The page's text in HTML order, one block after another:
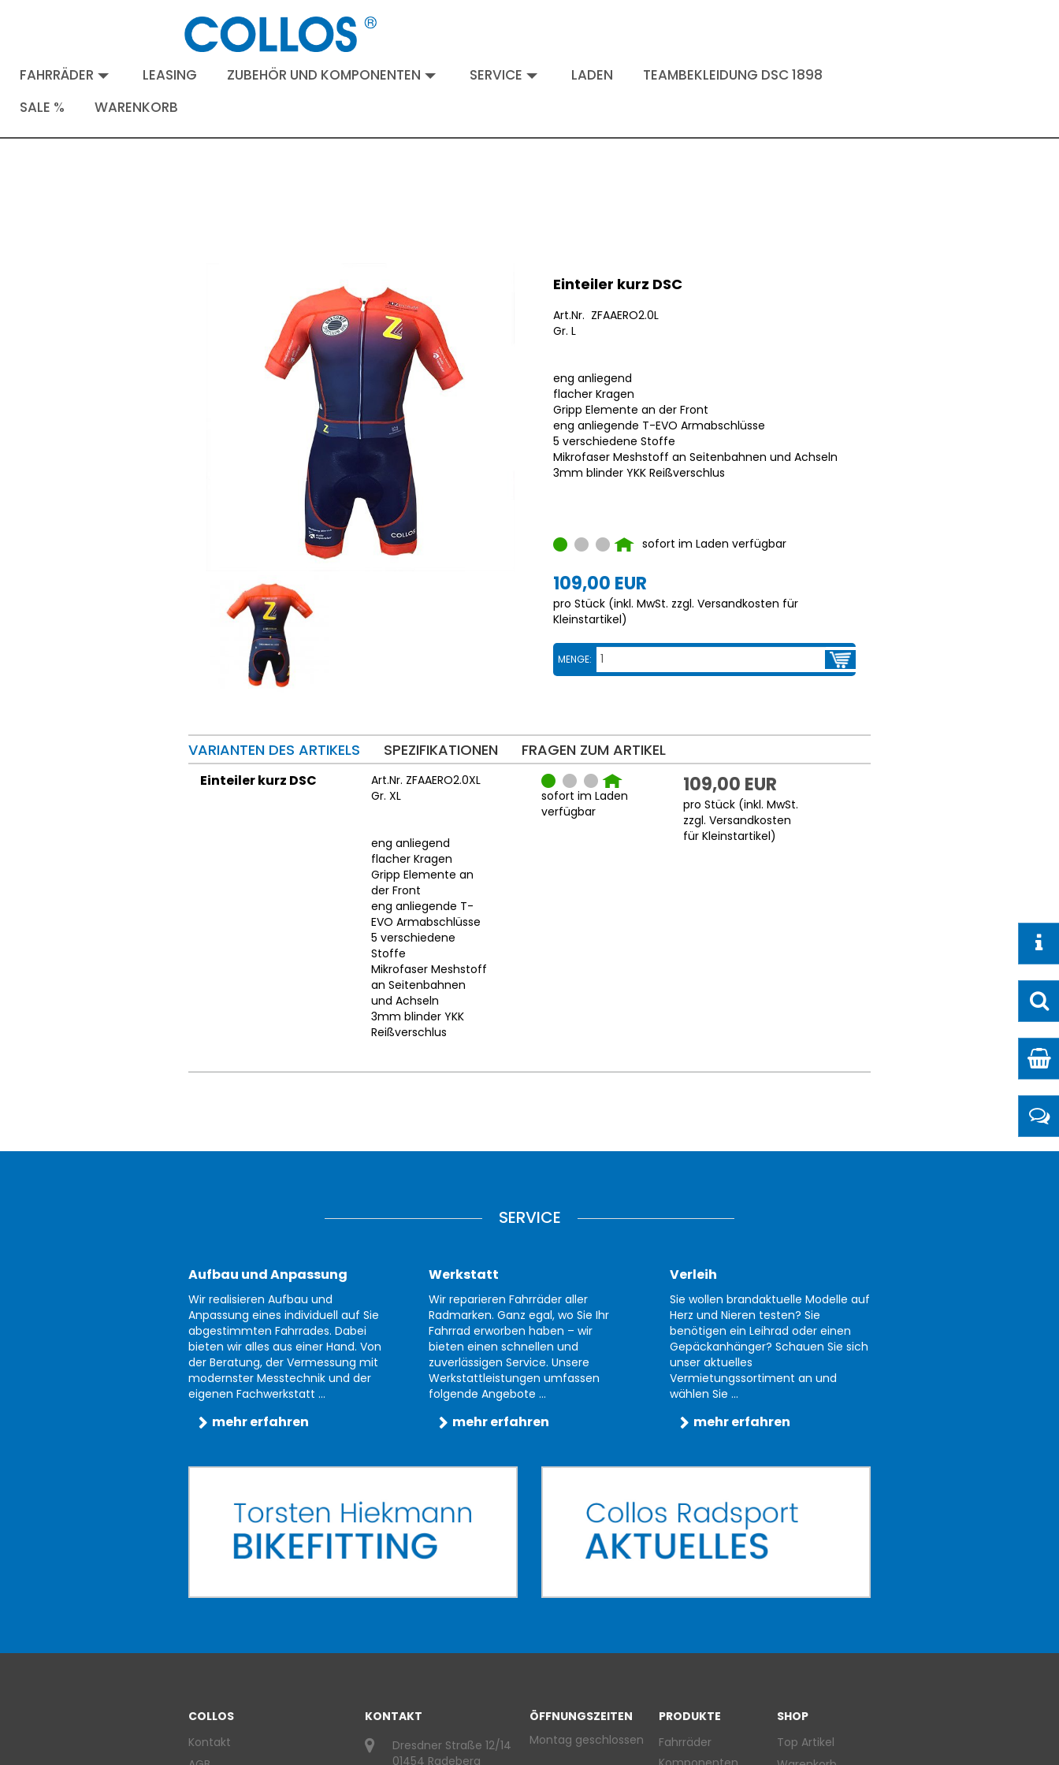
FAHRRÄDER LEASING ZUBEHÖR UND KOMPONENTEN SERVICE LADEN
TEAMBEKLEIDUNG DSC 1898
SALE %
WARENKORB
Einteiler kurz DSC
Art.Nr. ZFAAERO2.0L
Gr. L
eng anliegend
flacher Kragen
Gripp Elemente an der Front
eng anliegende T-EVO Armabschlüsse
5 verschiedene Stoffe
Mikrofaser Meshstoff an Seitenbahnen und Achseln
3mm blinder YKK Reißverschlus
sofort im Laden verfügbar
109,00 EUR
pro Stück (inkl. MwSt. zzgl. Versandkosten für
Kleinstartikel)
MENGE:
VARIANTEN DES ARTIKELS SPEZIFIKATIONEN FRAGEN ZUM ARTIKEL
Einteiler kurz DSC
Art.Nr. ZFAAERO2.0XL
Gr. XL
eng anliegend
flacher Kragen
Gripp Elemente an
der Front
eng anliegende T-
EVO Armabschlüsse
5 verschiedene
Stoffe
Mikrofaser Meshstoff
an Seitenbahnen
und Achseln
3mm blinder YKK
Reißverschlus
sofort im Laden
verfügbar
109,00 EUR
pro Stück (inkl. MwSt.
zzgl.Versandkosten
für Kleinstartikel)
SERVICE
Aufbau und Anpassung
Wir realisieren Aufbau und
Anpassung eines individuell auf Sie
abgestimmten Fahrrades. Dabei
bieten wir alles aus einer Hand. Von
der Beratung, der Vermessung mit
modernster Messtechnik und der
eigenen Fachwerkstatt ...
mehr erfahren
Werkstatt
Wir reparieren Fahrräder aller
Radmarken. Ganz egal, wo Sie Ihr
Fahrrad erworben haben – wir
bieten einen schnellen und
zuverlässigen Service. Unsere
Werkstattleistungen umfassen
folgende Angebote ...
mehr erfahren
Verleih
Sie wollen brandaktuelle Modelle auf
Herz und Nieren testen? Sie
benötigen ein Leihrad oder einen
Gepäckanhänger? Schauen Sie sich
unser aktuelles
Vermietungssortiment an und
wählen Sie ...
mehr erfahren
COLLOS
Kontakt
KONTAKT
Dresdner Straße 12/14
01454 Radeberg
ÖFFNUNGSZEITEN
Montag geschlossen
PRODUKTE
Fahrräder
SHOP
Top Artikel